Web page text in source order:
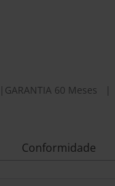
GARANTIA 60 Meses
Conformidade